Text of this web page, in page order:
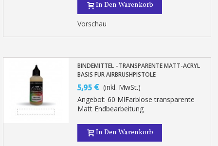
In Den Warenkorb
Vorschau
BINDEMITTEL –TRANSPARENTE MATT-ACRYL
BASIS FÜR AIRBRUSHPISTOLE
5,95 € (inkl. MwSt.)
Angebot: 60 MlFarblose transparente
Matt Endbearbeitung
In Den Warenkorb